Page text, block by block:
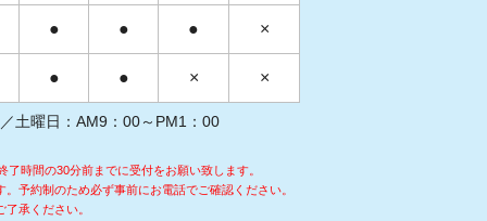
● ● ● ×
● ● × ×
土曜日：AM9：00～PM1：00
時間の30分前までに受付をお願い致します。
予約制のため必ず事前にお電話でご確認ください。
承ください。